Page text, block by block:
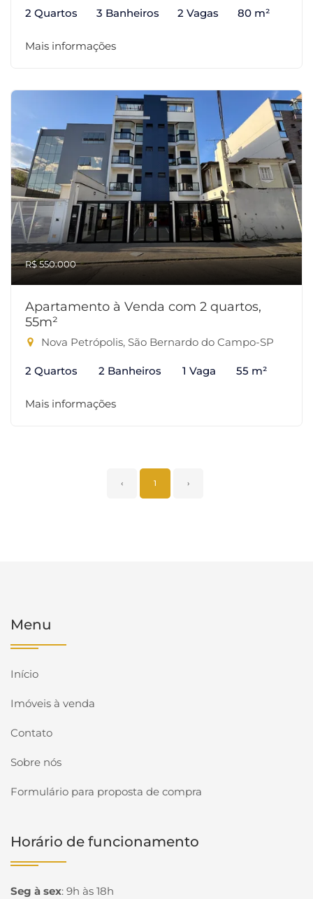
2 Quartos 3 Banheiros 2 Vagas 80 m²
Mais informações
R$ 550.000
Apartamento à Venda com 2 quartos,
55m²
Nova Petrópolis, São Bernardo do Campo-SP
2 Quartos 2 Banheiros 1 Vaga 55 m²
Mais informações
‹ 1 ›
Menu
Início
Imóveis à venda
Contato
Sobre nós
Formulário para proposta de compra
Horário de funcionamento
Seg à sex: 9h às 18h